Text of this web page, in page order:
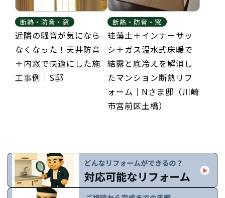
断熱・防音・窓
近隣の騒音が気になら
なくなった！天井防音
＋内窓で快適にした施
工事例｜S邸
断熱・防音・窓
珪藻土＋インナーサッ
シ＋ガス温水式床暖で
結露と底冷えを解消し
たマンション断熱リフ
ォーム｜Nさま邸（川崎
市宮前区土橋）